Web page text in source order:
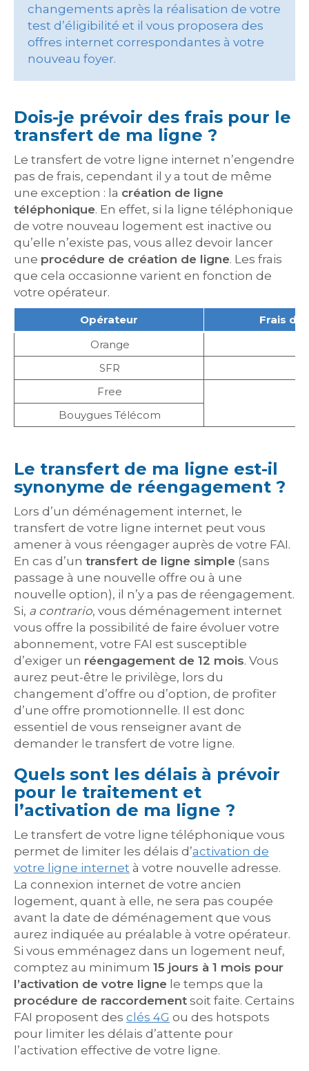
changements après la réalisation de votre
test d’éligibilité et il vous proposera des
offres internet correspondantes à votre
nouveau foyer.
Dois-je prévoir des frais pour le
transfert de ma ligne ?
Le transfert de votre ligne internet n’engendre
pas de frais, cependant il y a tout de même
une exception : la création de ligne
téléphonique. En effet, si la ligne téléphonique
de votre nouveau logement est inactive ou
qu’elle n’existe pas, vous allez devoir lancer
une procédure de création de ligne. Les frais
que cela occasionne varient en fonction de
votre opérateur.
Opérateur
Frais de
Orange
SFR
Free
Bouygues Télécom
Le transfert de ma ligne est-il
synonyme de réengagement ?
Lors d’un déménagement internet, le
transfert de votre ligne internet peut vous
amener à vous réengager auprès de votre FAI.
En cas d’un transfert de ligne simple (sans
passage à une nouvelle offre ou à une
nouvelle option), il n’y a pas de réengagement.
Si, a contrario, vous déménagement internet
vous offre la possibilité de faire évoluer votre
abonnement, votre FAI est susceptible
d’exiger un réengagement de 12 mois. Vous
aurez peut-être le privilège, lors du
changement d’offre ou d’option, de profiter
d’une offre promotionnelle. Il est donc
essentiel de vous renseigner avant de
demander le transfert de votre ligne.
Quels sont les délais à prévoir
pour le traitement et
l’activation de ma ligne ?
Le transfert de votre ligne téléphonique vous
permet de limiter les délais d’activation de
votre ligne internet à votre nouvelle adresse.
La connexion internet de votre ancien
logement, quant à elle, ne sera pas coupée
avant la date de déménagement que vous
aurez indiquée au préalable à votre opérateur.
Si vous emménagez dans un logement neuf,
comptez au minimum 15 jours à 1 mois pour
l’activation de votre ligne le temps que la
procédure de raccordement soit faite. Certains
FAI proposent des clés 4G ou des hotspots
pour limiter les délais d’attente pour
l’activation effective de votre ligne.